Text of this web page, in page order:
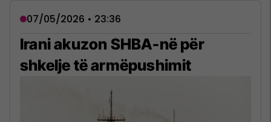
07/05/2026 • 23:36
Irani akuzon SHBA-në për
shkelje të armëpushimit